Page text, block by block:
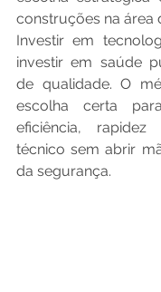
construções na área
Investir em
investir em saúde
de qualidade. O
escolha certa
eficiência, rapidez
técnico sem abrir
da segurança.